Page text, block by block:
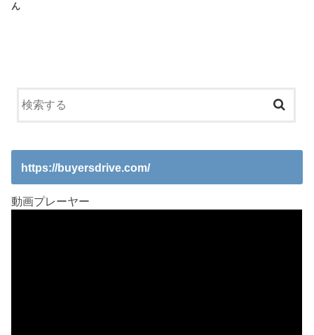
ん
https://buyersdrive.com/
動画プレーヤー